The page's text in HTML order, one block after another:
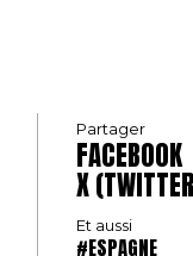
Partager
FACEBOOK
X
Et aussi
#ESPAGNE